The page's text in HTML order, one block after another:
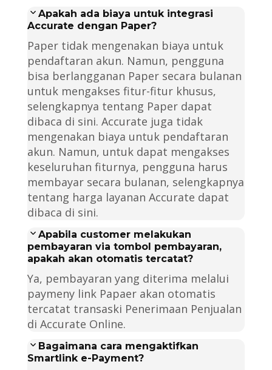
Apakah ada biaya untuk integrasi
Accurate dengan Paper?
Paper tidak mengenakan biaya untuk
pendaftaran akun. Namun, pengguna
bisa berlangganan Paper secara bulanan
untuk mengakses fitur-fitur khusus,
selengkapnya tentang Paper dapat
dibaca di sini. Accurate juga tidak
mengenakan biaya untuk pendaftaran
akun. Namun, untuk dapat mengakses
keseluruhan fiturnya, pengguna harus
membayar secara bulanan, selengkapnya
tentang harga layanan Accurate dapat
dibaca di sini.
Apabila customer melakukan
pembayaran via tombol pembayaran,
apakah akan otomatis tercatat?
Ya, pembayaran yang diterima melalui
paymeny link Papaer akan otomatis
tercatat transaski Penerimaan Penjualan
di Accurate Online.
Bagaimana cara mengaktifkan
Smartlink e-Payment?